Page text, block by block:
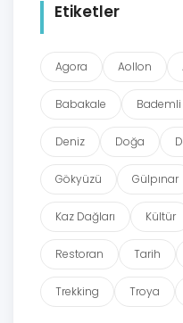
Etiketler
Agora Aollon
Babakale Bademli
Deniz Doğa
Gökyüzü Gülpınar
Kaz Dağları Kültür
Restoran Tarih
Trekking Troya